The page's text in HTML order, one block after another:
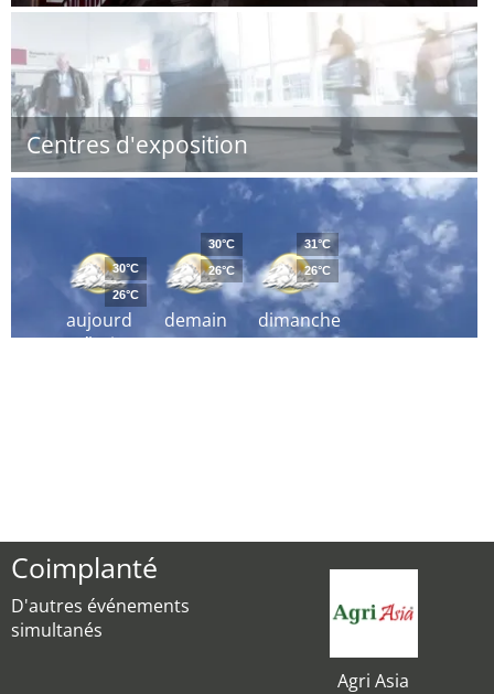
Centres d'exposition
aujourd
´hui
30°C
26°C
demain
30°C
26°C
dimanche
31°C
26°C
Coimplanté
D'autres événements
simultanés
Agri Asia